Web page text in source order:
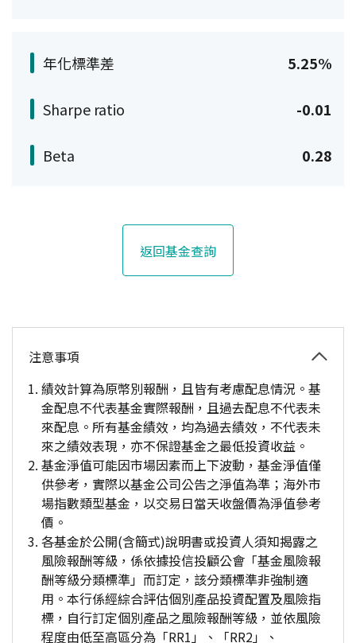
年化標準差 5.25%
Sharpe ratio -0.01
Beta 0.28
返回基金查詢
注意事項
績效計算為原幣別報酬，且皆有考慮配息情況。基
金配息不代表基金實際報酬，且過去配息不代表未
來配息。所有基金績效，均為過去績效，不代表未
來之績效表現，亦不保證基金之最低投資收益。
基金淨值可能因市場因素而上下波動，基金淨值僅
供參考，實際以基金公司公告之淨值為準；海外市
場指數類型基金，以交易日當天收盤價為淨值參考
價。
各基金於公開(含簡式)說明書或投資人須知揭露之
風險報酬等級，係依據投信投顧公會「基金風險報
酬等級分類標準」而訂定，該分類標準非強制適
用。本行係經綜合評估個別產品投資配置及風險指
標，自行訂定個別產品之風險報酬等級，並依風險
程度由低至高區分為「RR1」、「RR2」、